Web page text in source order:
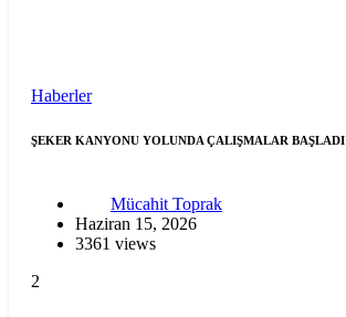
Haberler
ŞEKER KANYONU YOLUNDA ÇALIŞMALAR BAŞLADI
Mücahit Toprak
Haziran 15, 2026
3361 views
2